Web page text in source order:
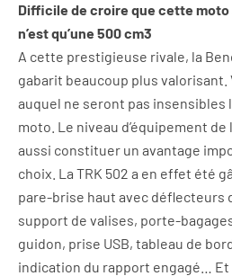
Difficile de croire que cette
n’est qu’une 500 cm3
A cette prestigieuse rivale, la
gabarit beaucoup plus valorisant.
auquel ne seront pas insensibles
moto. Le niveau d’équipement
aussi constituer un avantage
choix. La TRK 502 a en effet été
pare-brise haut avec déflecteurs
support de valises, porte-
guidon, prise USB, tableau de
indication du rapport engagé…